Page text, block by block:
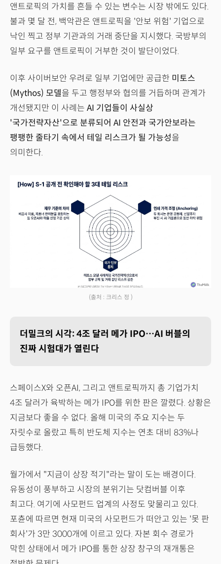
앤트로픽의 가치를 흔들 수 있는 변수는 시장 밖에도 있다.
불과 몇 달 전, 백악관은 앤트로픽을 '안보 위험' 기업으로
낙인 찍고 정부 기관과의 거래 중단을 지시했다. 국방부의
일부 요구를 앤트로픽이 거부한 것이 발단이었다.
이후 사이버보안 우려로 일부 기업에만 공급한 미토스
(Mythos) 모델을 두고 행정부와 협의를 거듭하며 관계가
개선됐지만 이 사례는 AI 기업들이 사실상
'국가전략자산'으로 분류되어 AI 안전과 국가안보라는
팽팽한 줄타기 속에서 테일 리스크가 될 가능성을
의미한다.
(출처 : 크리스 정 )
더밀크의 시각: 4조 달러 메가 IPO…AI 버블의
진짜 시험대가 열린다
스페이스X와 오픈AI, 그리고 앤트로픽까지 총 기업가치
4조 달러가 육박하는 메가 IPO를 위한 판은 깔렸다. 상황은
지금보다 좋을 수 없다. 올해 미국의 주요 지수는 두
자릿수로 올랐고 특히 반도체 지수는 연초 대비 83%나
급등했다.
월가에서 "지금이 상장 적기"라는 말이 도는 배경이다.
유동성이 풍부하고 시장의 분위기는 닷컴버블 이후
최고다. 여기에 사모펀드 업계의 사정도 맞물리고 있다.
포츈에 따르면 현재 미국의 사모펀드가 떠안고 있는 '못 판
회사'가 3만 3000개에 이르고 있다. 자본 회수 경로가
막힌 상태에서 메가 IPO를 통한 상장 창구의 재개통은